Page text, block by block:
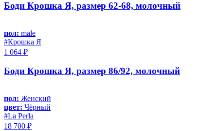
Боди Крошка Я, размер 62-68, молочный
пол: male
#Крошка Я
1 064 ₽
Боди Крошка Я, размер 86/92, молочный
пол: Женский
цвет: Чёрный
#La Perla
18 700 ₽